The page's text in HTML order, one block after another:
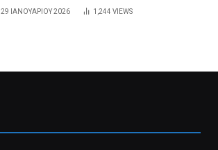
29 ΙΑΝΟΥΑΡΊΟΥ 2026 1,244 VIEWS